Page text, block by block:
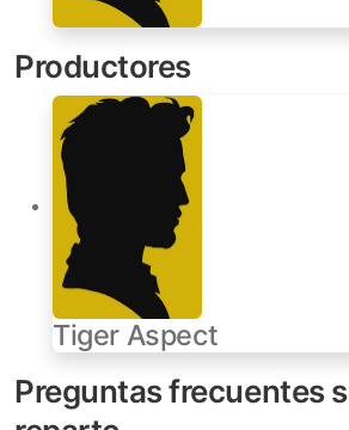
Productores
Tiger Aspect
Preguntas frecuentes